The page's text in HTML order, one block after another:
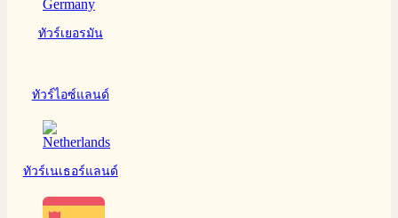
ทัวร์เยอรมัน
ทัวร์ไอซ์แลนด์
ทัวร์เนเธอร์แลนด์